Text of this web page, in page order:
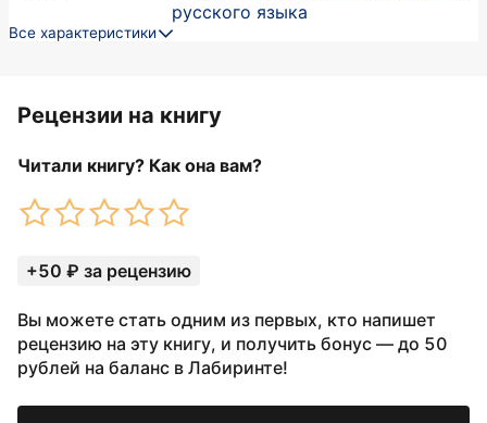
русского языка
Все характеристики
Рецензии на книгу
Читали книгу? Как она вам?
+50 ₽ за рецензию
Вы можете стать одним из первых, кто напишет
рецензию на эту книгу, и получить бонус — до 50
рублей на баланс в Лабиринте!